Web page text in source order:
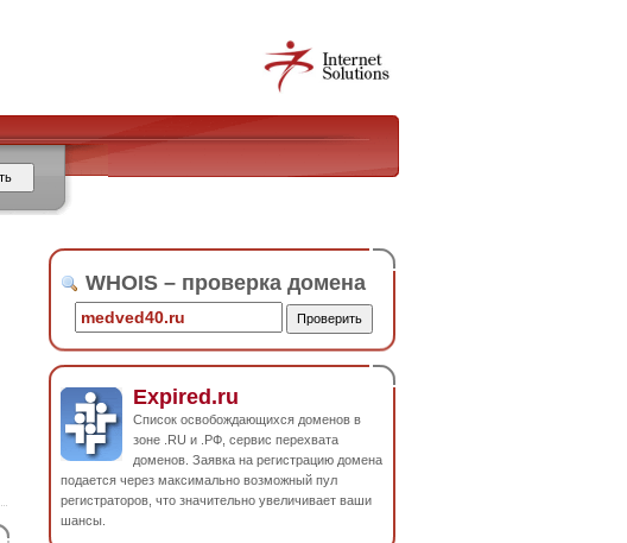
WHOIS – проверка домена
Expired.ru
Список освобождающихся доменов в
зоне .RU и .РФ, сервис перехвата
доменов. Заявка на регистрацию домена
подается через максимально возможный пул
регистраторов, что значительно увеличивает ваши
шансы.